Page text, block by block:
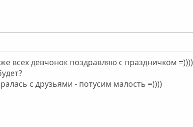
всех девчонок поздравляю с праздничком =))))
с друзьями - потусим малость =))))